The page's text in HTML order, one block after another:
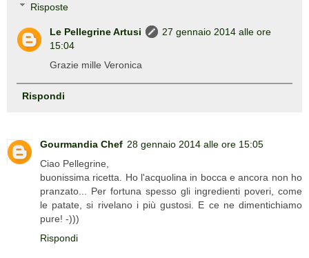
Risposte
Le Pellegrine Artusi
27 gennaio 2014 alle ore
15:04
Grazie mille Veronica
Rispondi
Gourmandia Chef 28 gennaio 2014 alle ore 15:05
Ciao Pellegrine,
buonissima ricetta. Ho l'acquolina in bocca e ancora non ho
pranzato... Per fortuna spesso gli ingredienti poveri, come
le patate, si rivelano i più gustosi. E ce ne dimentichiamo
pure! -)))
Rispondi